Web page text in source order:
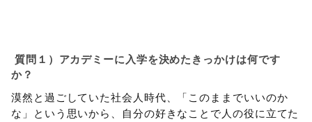
質問１）アカデミーに入学を決めたきっかけは何です
か？
漠然と過ごしていた社会人時代、「このままでいいのか
な」という思いから、自分の好きなことで人の役に立てた